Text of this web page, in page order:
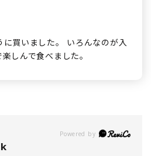
に買いました。 いろんなのが入
しんで食べました。
Powered by